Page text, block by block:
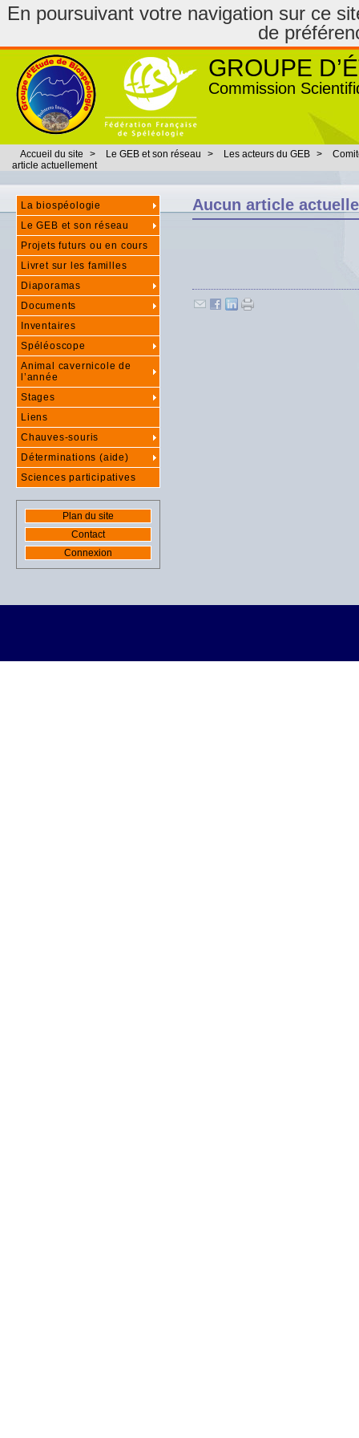
En poursuivant votre navigation sur ce
de
GROUPE
Commission
Accueil du site > Le GEB et son réseau > Les acteurs du GEB >
article actuellement
Aucun article
La biospéologie
Le GEB et son réseau
Projets futurs ou en cours
Livret sur les familles
Diaporamas
Documents
Inventaires
Spéléoscope
Animal cavernicole de
l’année
Stages
Liens
Chauves-souris
Déterminations (aide)
Sciences participatives
Plan du site
Contact
Connexion